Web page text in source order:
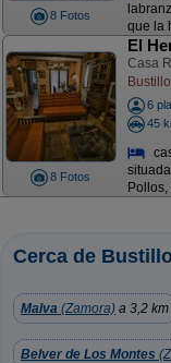
8 Fotos
que la
8 Fotos
El
Casa
6
45
Cerca de
Malva (Zamora) a 3,2 km
Belver de Los Montes